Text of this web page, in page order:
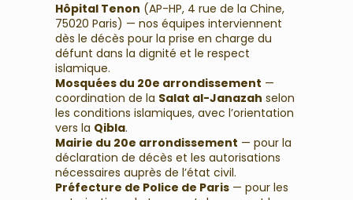
Hôpital Tenon (AP-HP, 4 rue de la Chine,
75020 Paris) — nos équipes interviennent
dès le décès pour la prise en charge du
défunt dans la dignité et le respect
islamique.
Mosquées du 20e arrondissement —
coordination de la Salat al-Janazah selon
les conditions islamiques, avec l’orientation
vers la Qibla.
Mairie du 20e arrondissement — pour la
déclaration de décès et les autorisations
nécessaires auprès de l’état civil.
Préfecture de Police de Paris — pour les